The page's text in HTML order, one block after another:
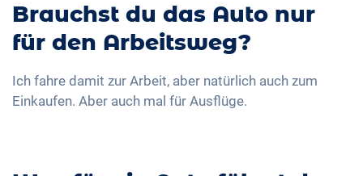
Brauchst du das Auto nur
für den Arbeitsweg?
Ich fahre damit zur Arbeit, aber natürlich auch zum
Einkaufen. Aber auch mal für Ausflüge.